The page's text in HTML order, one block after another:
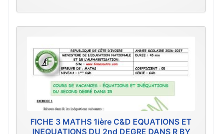
FICHE 3 MATHS 1ière C&D EQUATIONS ET
INEQUATIONS DU 2nd DEGRE DANS R BY